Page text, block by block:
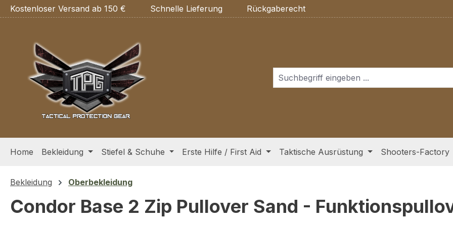
Hauptinhalt springen
Zur Suche springen
Zur Hauptnavigation springen
Kostenloser Versand ab 150 € Schnelle Lieferung Rückgaberecht
Home Bekleidung Stiefel & Schuhe Erste Hilfe / First Aid Taktische Ausrüstung Shooters-Factory
Bekleidung Oberbekleidung
Condor Base 2 Zip Pullover Sand -